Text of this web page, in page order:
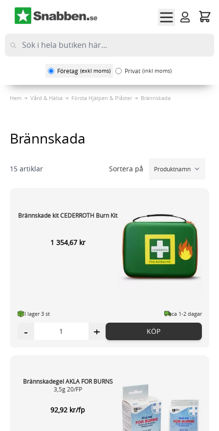
Företag (exkl moms) Privat (inkl moms)
Hem Vård & Hälsa Första Hjälpen & Plåster Brännskada
Brännskada
15 artiklar Sortera på
Brännskade kit CEDERROTH Burn Kit
1 354,67 kr
I lager 3 st ca 1-2 dagar
- + KÖP
Brännskadegel AKLA FOR BURNS
3,5g 20/FP
92,92 kr/fp